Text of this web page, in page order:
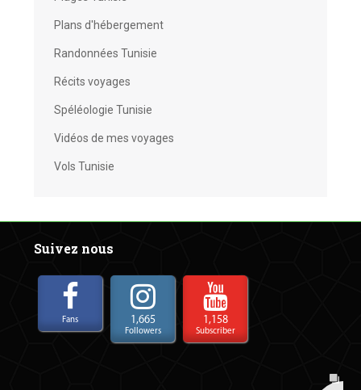
Plans d'hébergement
Randonnées Tunisie
Récits voyages
Spéléologie Tunisie
Vidéos de mes voyages
Vols Tunisie
Suivez nous
Fans 1,665
Followers
1,158
Subscriber